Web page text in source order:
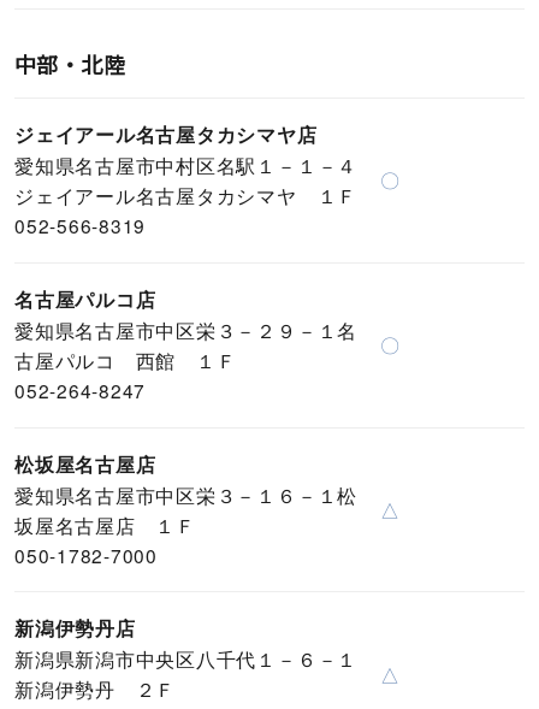
中部・北陸
ジェイアール名古屋タカシマヤ店
愛知県名古屋市中村区名駅１－１－４
ジェイアール名古屋タカシマヤ １Ｆ
052-566-8319
〇
名古屋パルコ店
愛知県名古屋市中区栄３－２９－１名
古屋パルコ 西館 １Ｆ
052-264-8247
〇
松坂屋名古屋店
愛知県名古屋市中区栄３－１６－１松
坂屋名古屋店 １Ｆ
050-1782-7000
△
新潟伊勢丹店
新潟県新潟市中央区八千代１－６－１
新潟伊勢丹 ２Ｆ
△